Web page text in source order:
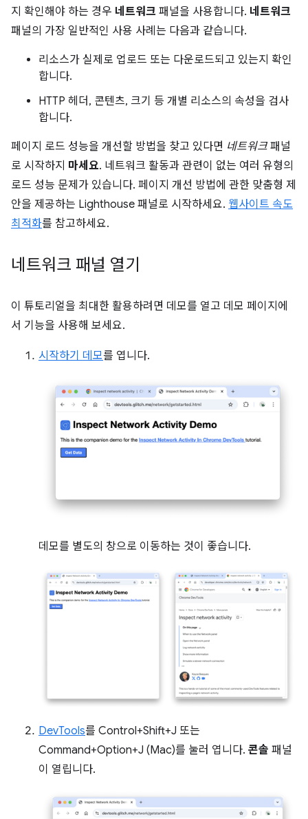
지 확인해야 하는 경우 네트워크 패널을 사용합니다. 네트워크
패널의 가장 일반적인 사용 사례는 다음과 같습니다.
리소스가 실제로 업로드 또는 다운로드되고 있는지 확인
합니다.
HTTP 헤더, 콘텐츠, 크기 등 개별 리소스의 속성을 검사
합니다.
페이지 로드 성능을 개선할 방법을 찾고 있다면 네트워크 패널
로 시작하지 마세요. 네트워크 활동과 관련이 없는 여러 유형의
로드 성능 문제가 있습니다. 페이지 개선 방법에 관한 맞춤형 제
안을 제공하는 Lighthouse 패널로 시작하세요. 웹사이트 속도
최적화를 참고하세요.
네트워크 패널 열기
이 튜토리얼을 최대한 활용하려면 데모를 열고 데모 페이지에
서 기능을 사용해 보세요.
시작하기 데모를 엽니다.
데모를 별도의 창으로 이동하는 것이 좋습니다.
DevTools를 Control+Shift+J 또는
Command+Option+J (Mac)를 눌러 엽니다. 콘솔 패널
이 열립니다.